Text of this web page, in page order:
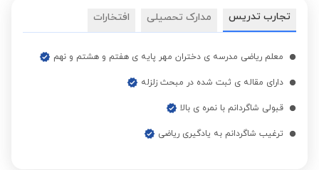
تجارب تدریس مدارک تحصیلی افتخارات
معلم ریاضی مدرسه ی دختران مهر پایه ی هفتم و هشتم و نهم
دارای مقاله ی ثبت شده در مبحث زلزله
قبولی شاگردانم با نمره ی بالا
ترغیب شاگردانم به یادگیری ریاضی